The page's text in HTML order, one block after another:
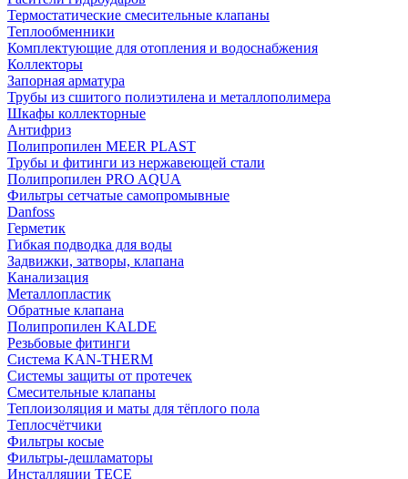
Термостатические смесительные клапаны
Теплообменники
Комплектующие для отопления и водоснабжения
Коллекторы
Запорная арматура
Трубы из сшитого полиэтилена и металлополимера
Шкафы коллекторные
Антифриз
Полипропилен MEER PLAST
Трубы и фитинги из нержавеющей стали
Полипропилен PRO AQUA
Фильтры сетчатые самопромывные
Danfoss
Герметик
Гибкая подводка для воды
Задвижки, затворы, клапана
Канализация
Металлопластик
Обратные клапана
Полипропилен KALDE
Резьбовые фитинги
Система KAN-THERM
Системы защиты от протечек
Смесительные клапаны
Теплоизоляция и маты для тёплого пола
Теплосчётчики
Фильтры косые
Фильтры-дешламаторы
Инсталляции TECE